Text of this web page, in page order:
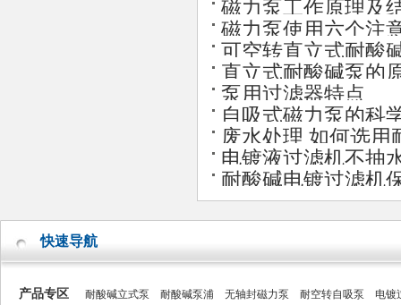
磁力泵工作原理及
磁力泵使用六个注
可空转直立式耐酸
直立式耐酸碱泵的
泵用过滤器特点
自吸式磁力泵的科
废水处理 如何选用
电镀液过滤机不抽
耐酸碱电镀过滤机
快速导航
产品专区 耐酸碱立式泵 耐酸碱泵浦 无轴封磁力泵 耐空转自吸泵 电镀